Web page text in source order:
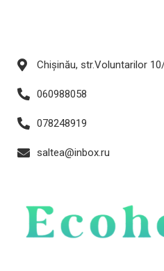
Chișinău, str.Voluntarilor
060988058
078248919
saltea@inbox.ru